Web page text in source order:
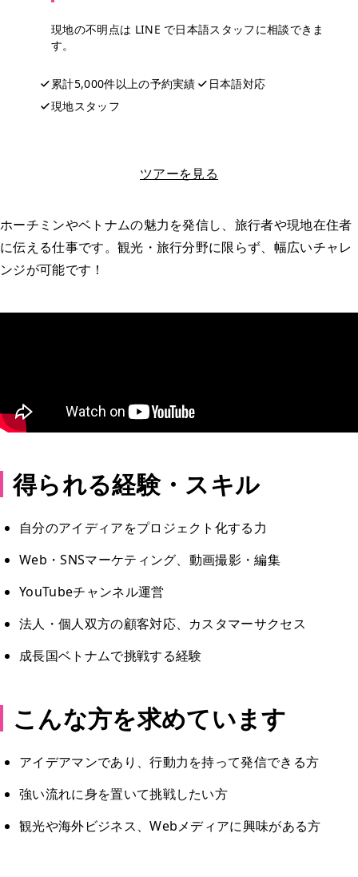
現地の不明点は LINE で日本語スタッフに相談できま
す。
累計5,000件以上の予約実績
日本語対応
現地スタッフ
ツアーを見る
ホーチミンやベトナムの魅力を発信し、旅行者や現地在住者
に伝える仕事です。観光・旅行分野に限らず、幅広いチャレ
ンジが可能です！
得られる経験・スキル
自分のアイディアをプロジェクト化する力
Web・SNSマーケティング、動画撮影・編集
YouTubeチャンネル運営
法人・個人双方の顧客対応、カスタマーサクセス
成長国ベトナムで挑戦する経験
こんな方を求めています
アイデアマンであり、行動力を持って発信できる方
強い流れに身を置いて挑戦したい方
観光や海外ビジネス、Webメディアに興味がある方